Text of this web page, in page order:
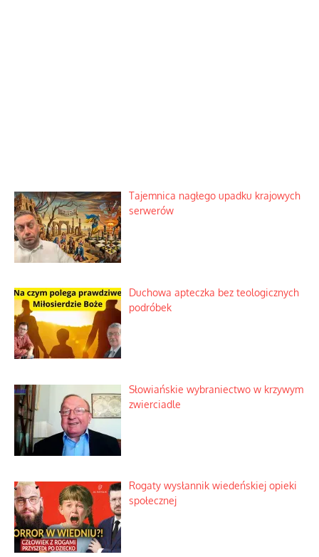
Tajemnica nagłego upadku krajowych
serwerów
Duchowa apteczka bez teologicznych
podróbek
Słowiańskie wybraniectwo w krzywym
zwierciadle
Rogaty wysłannik wiedeńskiej opieki
społecznej